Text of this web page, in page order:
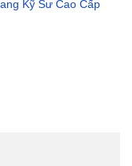
Kỹ Sư Cao Cấp